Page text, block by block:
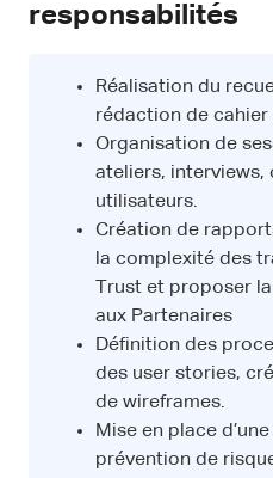
responsabilités
Réalisation du
rédaction de cahier
Organisation de
ateliers, interviews,
utilisateurs.
Création de
la complexité des
Trust et proposer
aux Partenaires
Définition des
des user stories,
de wireframes.
Mise en place
prévention de